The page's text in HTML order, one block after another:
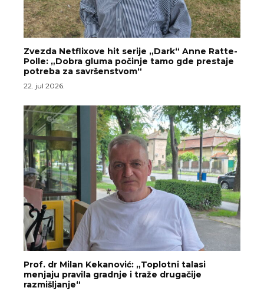
Zvezda Netflixove hit serije „Dark“ Anne Ratte-
Polle: „Dobra gluma počinje tamo gde prestaje
potreba za savršenstvom“
22. jul 2026.
Prof. dr Milan Kekanović: „Toplotni talasi
menjaju pravila gradnje i traže drugačije
razmišljanje“